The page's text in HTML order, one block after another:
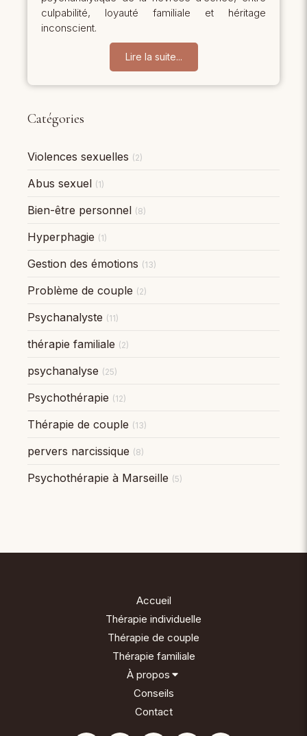
culpabilité, loyauté familiale et héritage
inconscient.
Lire la suite...
Catégories
Violences sexuelles (2)
Abus sexuel (1)
Bien-être personnel (8)
Hyperphagie (1)
Gestion des émotions (13)
Problème de couple (2)
Psychanalyste (11)
thérapie familiale (2)
psychanalyse (25)
Psychothérapie (12)
Thérapie de couple (13)
pervers narcissique (8)
Psychothérapie à Marseille (5)
Accueil
Thérapie individuelle
Thérapie de couple
Thérapie familiale
À propos
Conseils
Contact